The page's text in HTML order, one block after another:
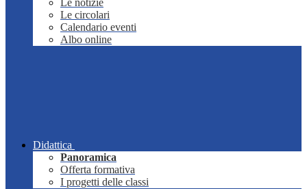
Le notizie
Le circolari
Calendario eventi
Albo online
Didattica
Panoramica
Offerta formativa
I progetti delle classi